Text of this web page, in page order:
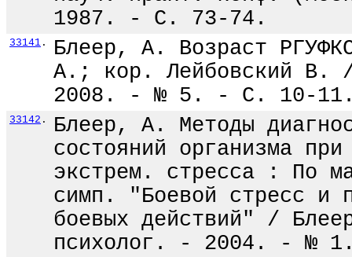
1987. - С. 73-74.
33141 .
Блеер, А. Возраст
А.; кор. Лейбовский В.
2008. - № 5. - С. 10-
33142 .
Блеер, А. Методы
состояний организма
экстрем. стресса : По
симп. "Боевой стресс и
боевых действий" /
психолог. - 2004. - №